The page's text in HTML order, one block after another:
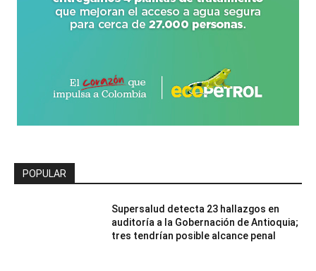
POPULAR
Supersalud detecta 23 hallazgos en
auditoría a la Gobernación de Antioquia;
tres tendrían posible alcance penal